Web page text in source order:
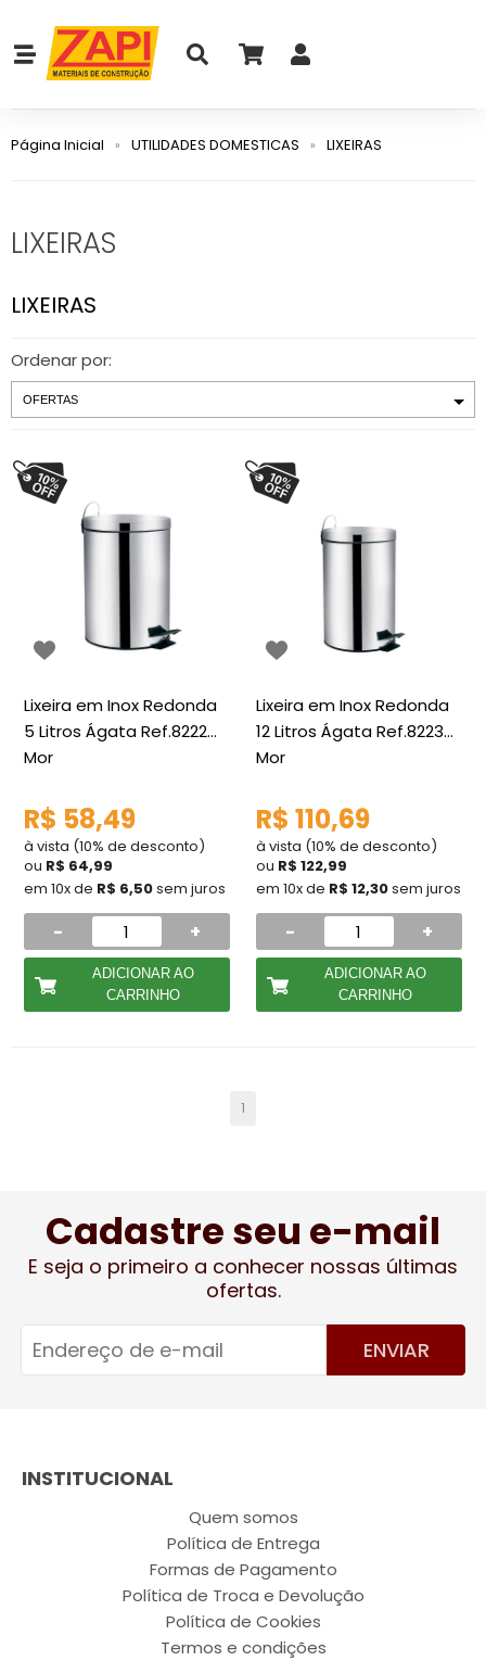
Página Inicial UTILIDADES DOMESTICAS LIXEIRAS
LIXEIRAS
LIXEIRAS
Ordenar por:
Lixeira em Inox Redonda
5 Litros Ágata Ref.8222
Mor
R$ 58,49
à vista (10% de desconto)
ou R$ 64,99
em 10x de R$ 6,50sem juros
- +
ADICIONAR AO
CARRINHO
Lixeira em Inox Redonda
12 Litros Ágata Ref.8223
Mor
R$ 110,69
à vista (10% de desconto)
ou R$ 122,99
em 10x de R$ 12,30sem juros
- +
ADICIONAR AO
CARRINHO
1
Cadastre seu e-mail
E seja o primeiro a conhecer nossas últimas
ofertas.
ENVIAR
INSTITUCIONAL
Quem somos
Política de Entrega
Formas de Pagamento
Política de Troca e Devolução
Política de Cookies
Termos e condições